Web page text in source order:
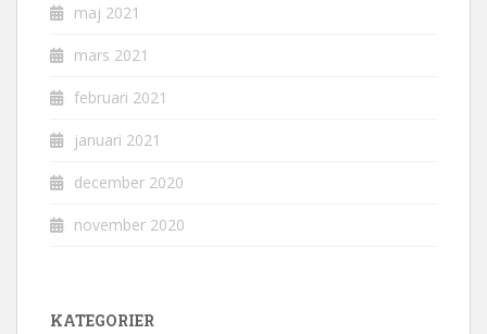
maj 2021
mars 2021
februari 2021
januari 2021
december 2020
november 2020
KATEGORIER